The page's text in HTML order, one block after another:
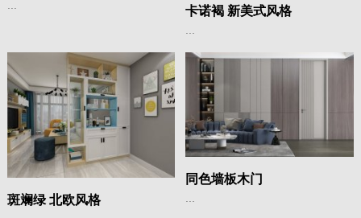
卡诺褐 新美式风格
斑斓绿 北欧风格
同色墙板木门